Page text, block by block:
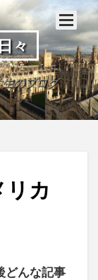
々
のブログ
リカ
どんな記事